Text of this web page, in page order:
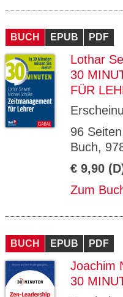
BUCH EPUB PDF
Lothar
30
FÜR
96
Buch,
€ 9,90
Zum
BUCH EPUB PDF
Joachim
30